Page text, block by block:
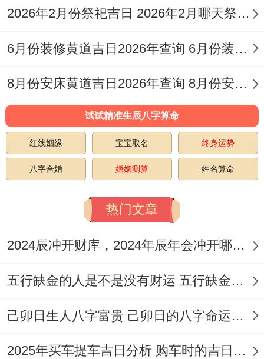
（黑道日）；
东北；
喜神:东南 福神:东北 财神:正南 阳贵神:东南
阴贵神：正东；
今日所宜：结婚、嫁娶，造车器、安机械，
火、旅行、出游 出行，开业、开幕 开市，
立券、翻新、修造，动土、搬家、移徙，搬
今日所忌:纳采 订婚 订盟 架马 词讼 开渠；
此日宜忌表明非常适合开业。但日支冲羊 生
肖属羊者需规避，值神虽为勾陈，然所宜事
2026年2月份祭祀吉日 2026年2月哪天祭祖好
6月份装修黄道吉日2026年查询 6月份装修的黄道吉日查询
8月份安床黄道吉日2026年查询 8月份安床吉日哪天好
试试精准生辰八字算命
红线姻缘 宝宝取名 终身运势
八字合婚 婚姻测算 姓名算命
热门文章
2024辰冲开财库，2024年辰年会冲开哪些人的财库
五行缺金的人是不是没有财运 五行缺金的人命运好不好
己卯日生人八字富贵 己卯日的八字命运如何
2025年买车提车吉日分析 购车时的吉日与禁忌